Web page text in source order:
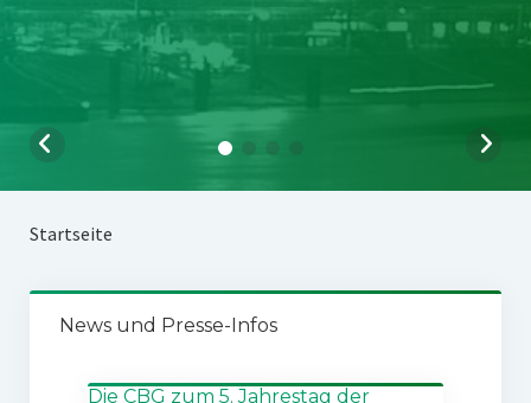
Startseite
News und Presse-Infos
Die CBG zum 5. Jahrestag der